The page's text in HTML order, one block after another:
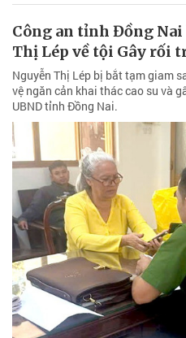
Công an tỉnh Đồng
Thị Lép về tội Gây rối
Nguyễn Thị Lép bị bắt tạm giam
vệ ngăn cản khai thác cao su và
UBND tỉnh Đồng Nai.